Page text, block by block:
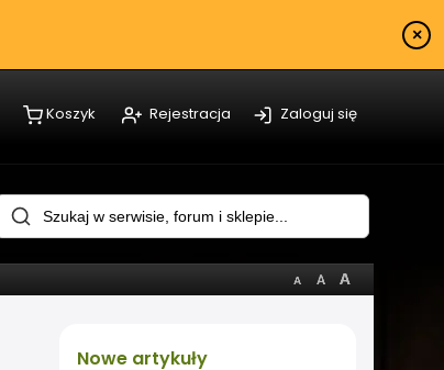
×
Koszyk Rejestracja Zaloguj się
Nowe artykuły